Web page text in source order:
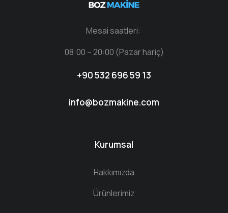
Mesai saatleri:
08:00 – 20:00 (Pazar hariç)
+90 532 696 59 13
info@bozmakine.com
Kurumsal
Hakkımızda
Ürünlerimiz